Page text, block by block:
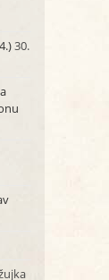
30.